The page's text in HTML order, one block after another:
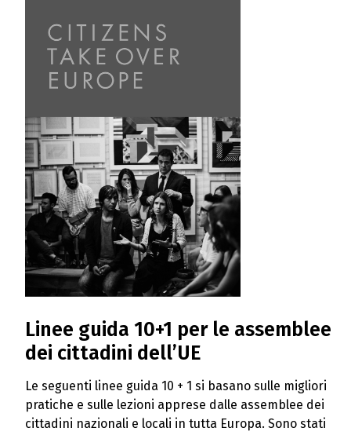
Linee guida 10+1 per le assemblee
dei cittadini dell’UE
Le seguenti linee guida 10 + 1 si basano sulle migliori
pratiche e sulle lezioni apprese dalle assemblee dei
cittadini nazionali e locali in tutta Europa. Sono stati